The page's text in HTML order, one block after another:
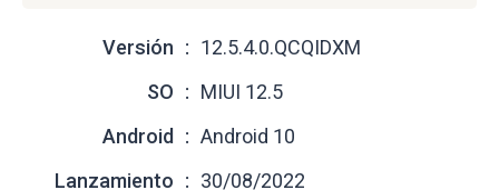
Versión
12.5.4.0.QCQIDXM
SO
MIUI 12.5
Android
Android 10
Lanzamiento
30/08/2022